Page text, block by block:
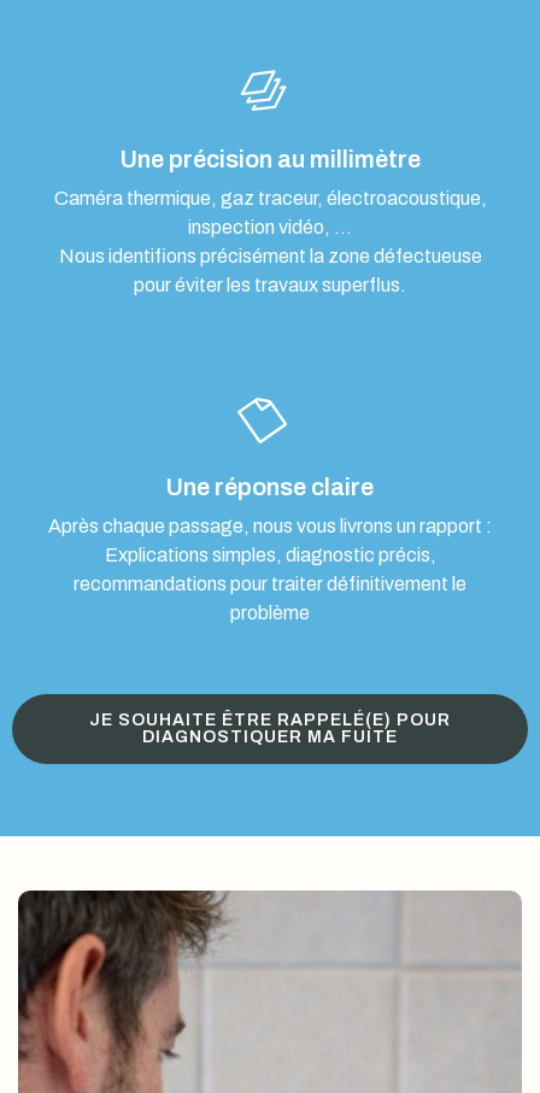
Une précision au millimètre
Caméra thermique, gaz traceur, électroacoustique,
inspection vidéo, …
Nous identifions précisément la zone défectueuse
pour éviter les travaux superflus.
Une réponse claire
Après chaque passage, nous vous livrons un rapport :
Explications simples, diagnostic précis,
recommandations pour traiter définitivement le
problème
JE SOUHAITE ÊTRE RAPPELÉ(E) POUR
DIAGNOSTIQUER MA FUITE